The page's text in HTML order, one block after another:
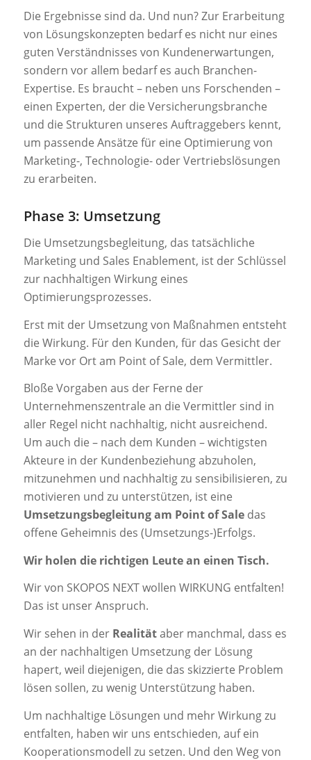
Die Ergebnisse sind da. Und nun? Zur Erarbeitung
von Lösungskonzepten bedarf es nicht nur eines
guten Verständnisses von Kundenerwartungen,
sondern vor allem bedarf es auch Branchen-
Expertise. Es braucht – neben uns Forschenden –
einen Experten, der die Versicherungsbranche
und die Strukturen unseres Auftraggebers kennt,
um passende Ansätze für eine Optimierung von
Marketing-, Technologie- oder Vertriebslösungen
zu erarbeiten.
Phase 3: Umsetzung
Die Umsetzungsbegleitung, das tatsächliche
Marketing und Sales Enablement, ist der Schlüssel
zur nachhaltigen Wirkung eines
Optimierungsprozesses.
Erst mit der Umsetzung von Maßnahmen entsteht
die Wirkung. Für den Kunden, für das Gesicht der
Marke vor Ort am Point of Sale, dem Vermittler.
Bloße Vorgaben aus der Ferne der
Unternehmenszentrale an die Vermittler sind in
aller Regel nicht nachhaltig, nicht ausreichend.
Um auch die – nach dem Kunden – wichtigsten
Akteure in der Kundenbeziehung abzuholen,
mitzunehmen und nachhaltig zu sensibilisieren, zu
motivieren und zu unterstützen, ist eine
Umsetzungsbegleitung am Point of Saledas
offene Geheimnis des (Umsetzungs-)Erfolgs.
Wir holen die richtigen Leute an einen Tisch.
Wir von SKOPOS NEXT wollen WIRKUNG entfalten!
Das ist unser Anspruch.
Wir sehen in der Realitätaber manchmal, dass es
an der nachhaltigen Umsetzung der Lösung
hapert, weil diejenigen, die das skizzierte Problem
lösen sollen, zu wenig Unterstützung haben.
Um nachhaltige Lösungen und mehr Wirkung zu
entfalten, haben wir uns entschieden, auf ein
Kooperationsmodell zu setzen. Und den Weg von